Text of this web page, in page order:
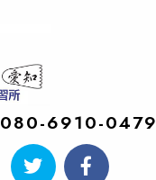
080-6910-0479